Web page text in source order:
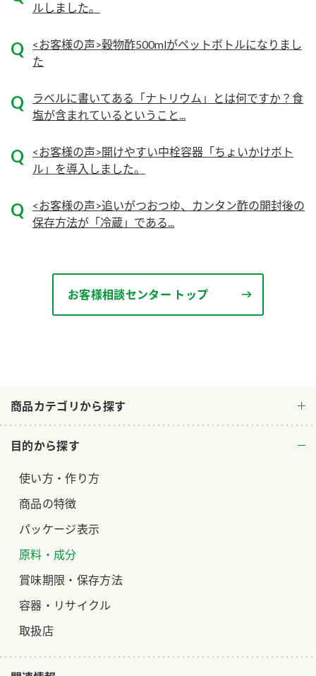
鍋奉行マニュアル
ミツカンのCM
ロングセラー商品 ＋ おすすめレシピ
人気商品 ＋ おすすめレシピ
業務用サイト ミツカングループについて 製造所固有記号一覧
商品カテゴリから探す
目的から探す
使い方・作り方
商品の特徴
パッケージ表示
原料・成分
賞味期限・保存方法
容器・リサイクル
取扱店
ルしました。
<お客様の声>穀物酢500mlがペットボトルになりまし
た
ラベルに書いてある「ナトリウム」とは何ですか？食
塩が含まれているということ...
<お客様の声>開けやすい中栓容器「ちょいかけボト
ル」を導入しました。
<お客様の声>追いがつおつゆ、カンタン酢の開封後の
保存方法が「冷蔵」である...
お客様相談センター トップ